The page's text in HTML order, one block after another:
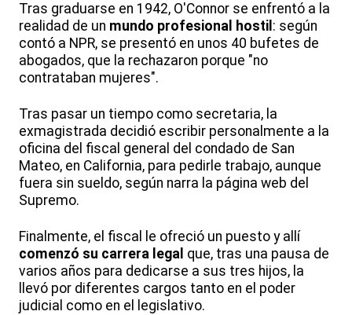
Tras graduarse en 1942, O'Connor se enfrentó a la
realidad de un mundo profesional hostil : según
contó a NPR, se presentó en unos 40 bufetes de
abogados, que la rechazaron porque "no
contrataban mujeres".
Tras pasar un tiempo como secretaria, la
exmagistrada decidió escribir personalmente a la
oficina del fiscal general del condado de San
Mateo, en California, para pedirle trabajo, aunque
fuera sin sueldo, según narra la página web del
Supremo.
Finalmente, el fiscal le ofreció un puesto y allí
comenzó su carrera legal que, tras una pausa de
varios años para dedicarse a sus tres hijos, la
llevó por diferentes cargos tanto en el poder
judicial como en el legislativo.